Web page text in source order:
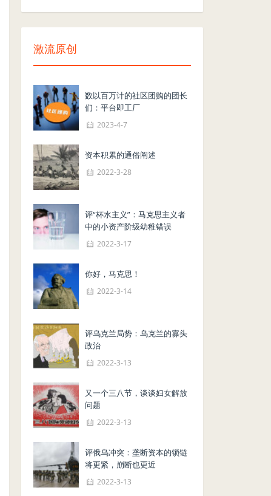
激流原创
数以百万计的社区团购的团长
们：平台即工厂
2023-4-7
资本积累的通俗阐述
2022-3-28
评“杯水主义”：马克思主义者
中的小资产阶级幼稚错误
2022-3-17
你好，马克思！
2022-3-14
评乌克兰局势：乌克兰的寡头
政治
2022-3-13
又一个三八节，谈谈妇女解放
问题
2022-3-13
评俄乌冲突：垄断资本的锁链
将更紧，崩断也更近
2022-3-13